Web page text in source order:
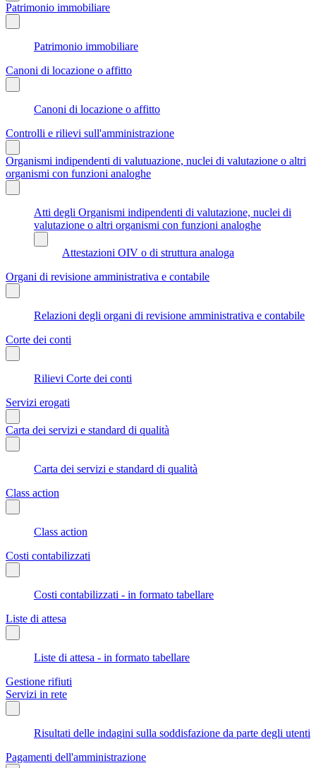
Patrimonio immobiliare
Patrimonio immobiliare
Canoni di locazione o affitto
Canoni di locazione o affitto
Controlli e rilievi sull'amministrazione
Organismi indipendenti di valutuazione, nuclei di valutazione o altri
organismi con funzioni analoghe
Atti degli Organismi indipendenti di valutazione, nuclei di
valutazione o altri organismi con funzioni analoghe
Attestazioni OIV o di struttura analoga
Organi di revisione amministrativa e contabile
Relazioni degli organi di revisione amministrativa e contabile
Corte dei conti
Rilievi Corte dei conti
Servizi erogati
Carta dei servizi e standard di qualità
Carta dei servizi e standard di qualità
Class action
Class action
Costi contabilizzati
Costi contabilizzati - in formato tabellare
Liste di attesa
Liste di attesa - in formato tabellare
Gestione rifiuti
Servizi in rete
Risultati delle indagini sulla soddisfazione da parte degli utenti
Pagamenti dell'amministrazione